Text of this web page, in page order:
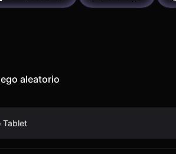
aleatorio
Tablet